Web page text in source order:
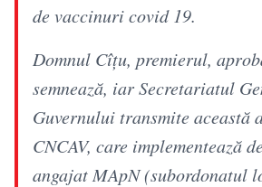
de vaccinuri covid 19.
Domnul Cîțu, premierul,
semnează, iar Secretariatul
Guvernului transmite această
CNCAV, care implementează
angajat MApN (subordonatul